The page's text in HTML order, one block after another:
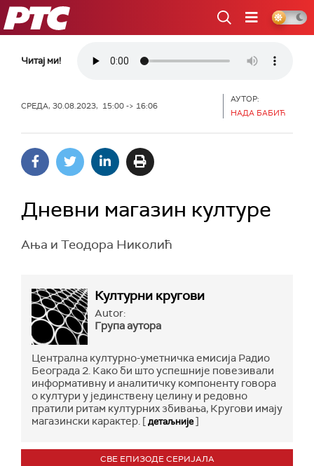
РТС
Читај ми!
СРЕДА, 30.08.2023, 15:00 -> 16:06
АУТОР:
НАДА БАБИЋ
Дневни магазин културе
Ања и Теодора Николић
Културни кругови
Autor:
Група аутора
Централна културно-уметничка емисија Радио
Београда 2. Како би што успешније повезивали
информативну и аналитичку компоненту говора
о култури у јединствену целину и редовно
пратили ритам културних збивања, Кругови имају
магазински карактер. [детаљније]
СВЕ ЕПИЗОДЕ СЕРИЈАЛА